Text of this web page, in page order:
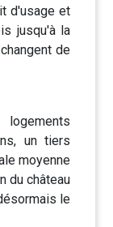
d'usage et
jusqu'à la
de
un tiers
moyenne
du château
le